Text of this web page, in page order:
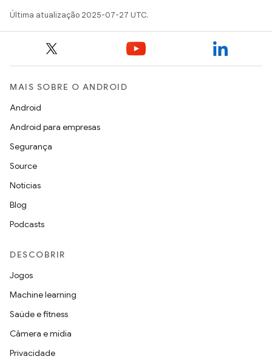
Última atualização 2025-07-27 UTC.
MAIS SOBRE O ANDROID
Android
Android para empresas
Segurança
Source
Notícias
Blog
Podcasts
DESCOBRIR
Jogos
Machine learning
Saúde e fitness
Câmera e mídia
Privacidade